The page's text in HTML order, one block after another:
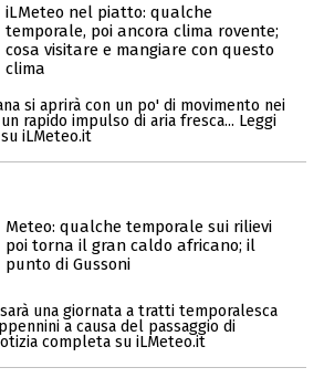
iLMeteo nel piatto: qualche
temporale, poi ancora clima rovente;
cosa visitare e mangiare con questo
clima
si aprirà con un po' di movimento nei
rapido impulso di aria fresca... Leggi
iLMeteo.it
Meteo: qualche temporale sui rilievi
poi torna il gran caldo africano; il
punto di Gussoni
una giornata a tratti temporalesca
a causa del passaggio di
completa su iLMeteo.it